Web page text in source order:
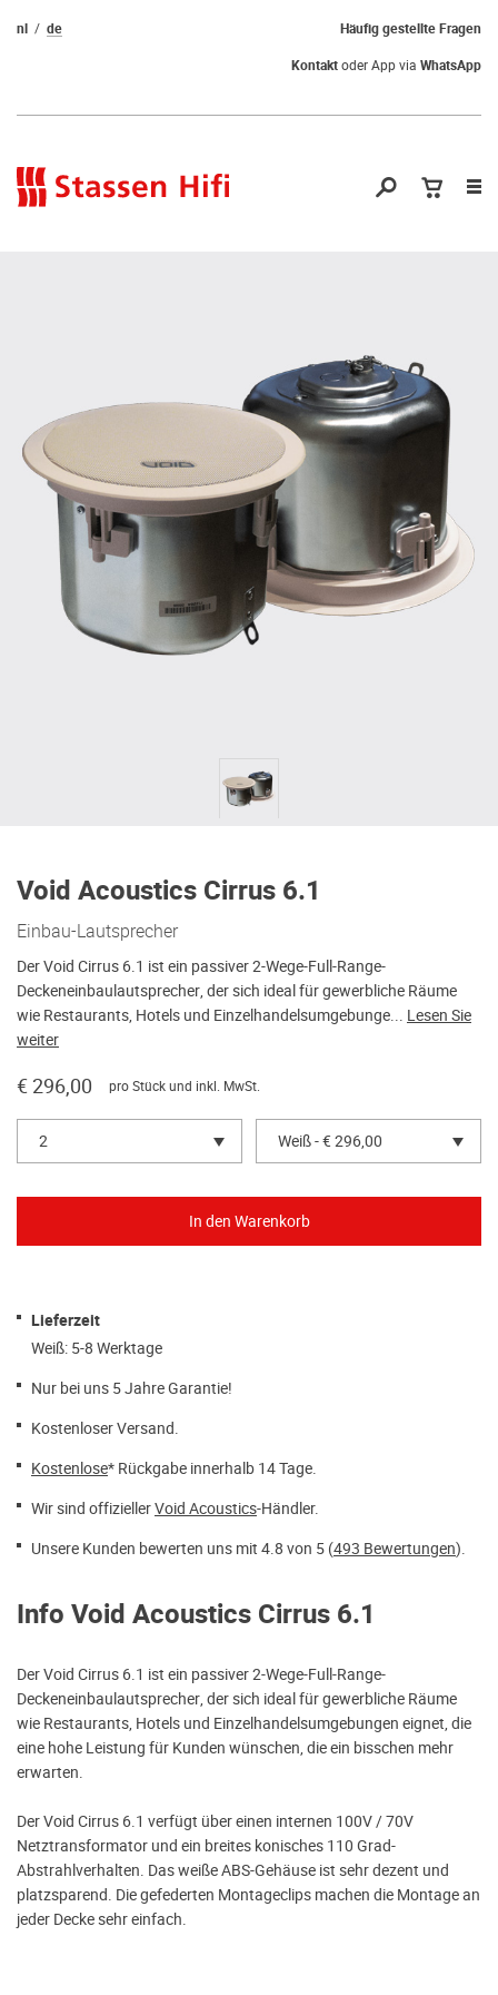
Häufig gestellte Fragen
nl
de
Kontaktoder App via WhatsApp
Void Acoustics Cirrus 6.1
Einbau-Lautsprecher
Der Void Cirrus 6.1 ist ein passiver 2-Wege-Full-Range-
Deckeneinbaulautsprecher, der sich ideal für gewerbliche Räume
wie Restaurants, Hotels und Einzelhandelsumgebunge... Lesen Sie
weiter
€ 296,00 pro Stück und inkl. MwSt.
2 Weiß - € 296,00
Lieferzeit
Weiß: 5-8 Werktage
Nur bei uns 5 Jahre Garantie!
Kostenloser Versand.
Kostenlose* Rückgabe innerhalb 14 Tage.
Wir sind offiziellerVoid Acoustics-Händler.
Unsere Kunden bewerten uns mit 4.8 von 5 (493 Bewertungen).
Info Void Acoustics Cirrus 6.1
Der Void Cirrus 6.1 ist ein passiver 2-Wege-Full-Range-
Deckeneinbaulautsprecher, der sich ideal für gewerbliche Räume
wie Restaurants, Hotels und Einzelhandelsumgebungen eignet, die
eine hohe Leistung für Kunden wünschen, die ein bisschen mehr
erwarten.
Der Void Cirrus 6.1 verfügt über einen internen 100V / 70V
Netztransformator und ein breites konisches 110 Grad-
Abstrahlverhalten. Das weiße ABS-Gehäuse ist sehr dezent und
platzsparend. Die gefederten Montageclips machen die Montage an
jeder Decke sehr einfach.